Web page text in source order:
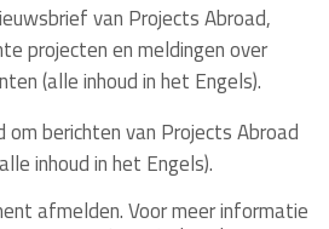
van Projects Abroad,
projecten en meldingen over
(alle inhoud in het Engels).
om berichten van Projects Abroad
inhoud in het Engels).
afmelden. Voor meer informatie